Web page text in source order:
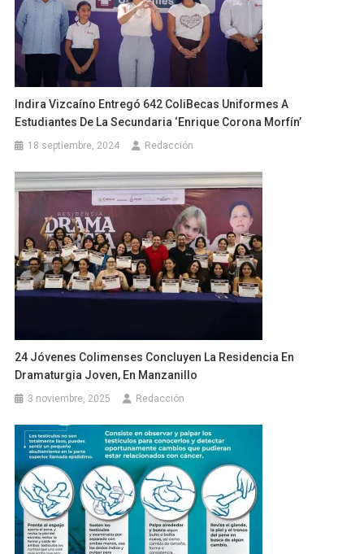
Indira Vizcaíno Entregó 642 ColiBecas Uniformes A
Estudiantes De La Secundaria ‘Enrique Corona Morfín’
18 septiembre, 2024 Redacción
24 Jóvenes Colimenses Concluyen La Residencia En
Dramaturgia Joven, En Manzanillo
3 noviembre, 2025 Redacción